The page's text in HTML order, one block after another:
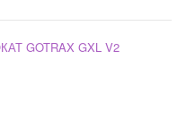
GOTRAX GXL V2